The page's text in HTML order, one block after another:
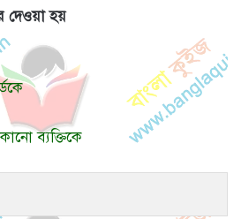
দেওয়া হয়
ব্যক্তিকে